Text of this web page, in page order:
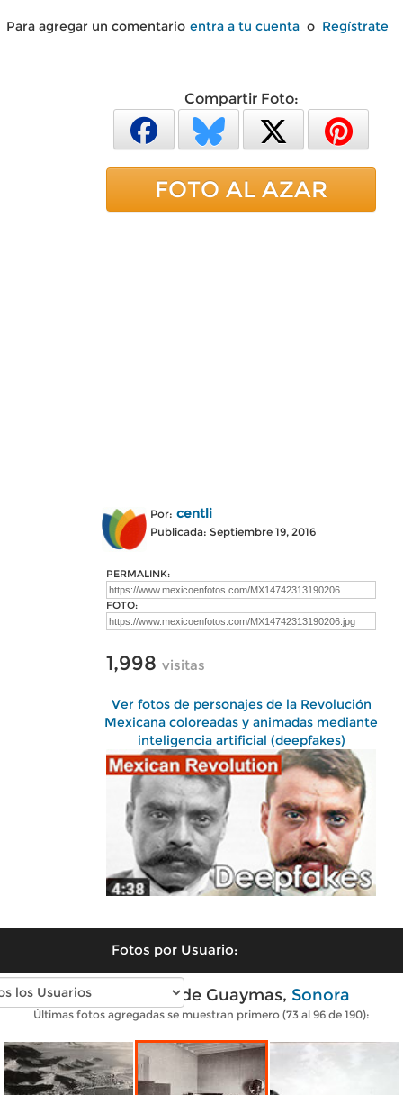
Para agregar un comentario entra a tu cuenta o Regístrate
Compartir Foto:
FOTO AL AZAR
Por: centli
Publicada: Septiembre 19, 2016
PERMALINK:
FOTO:
1,998 visitas
Ver fotos de personajes de la Revolución
Mexicana coloreadas y animadas mediante
inteligencia artificial (deepfakes)
Fotos por Usuario:
Fotos antiguas de Guaymas, Sonora
Últimas fotos agregadas se muestran primero (73 al 96 de 190):